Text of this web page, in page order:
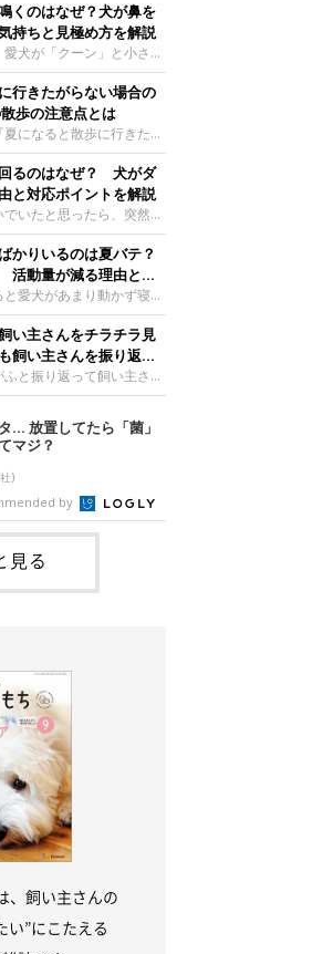
くのはなぜ？犬が鼻を
持ちと見極め方を解説
犬が「クーン」と小さく
らすような音を出したり
せんか？ 大きく吠える
「不安なの？それとも何
の？」と気になる飼い主
れません。今回は、犬が
や鼻鳴らしの背景、見極
ントなどについて、いぬ
談室の原 駿太朗先生に
ンと鳴くのはどんな気持
投稿写真ギャラリー犬が
くときは、何らかの感情
いる場合があると考えら
行きたがらない場合の
歩の注意点とは
になると散歩に行きたが
なる』『暑い季節は散歩
涼しい部屋から出ようと
に行きたがらないコもい
の運動をさせてあげたい
たがらない。このような
ればよいのでしょうか？
に行きたがらない場合の
いぬのきもち獣医師相談
生に聞きました。Q.夏に
きの注意点は？ いぬの
ャラリーーー夏に愛犬と
、どのようなことに注意
るのはなぜ？ 犬がダ
と対応ポイントを解説
いたと思ったら、突然部
り始める――そんな様子に
ませんか？ 急な動きに
の？」と戸惑う飼い主さ
。落ち着いていたはずな
チが入ったように見える
もあります。今回は、犬
由や見極め方などについ
獣医師相談室の岡本りさ
。犬が急に走り回るのは
り回る行動は、必ずしも
いと考えられています。
かりいるのは夏バテ？
動量が減る理由と対
愛犬があまり動かず寝て
飼い主さんはいません
愛犬が夏バテで疲れてい
いのかなど不安に感じる
いかと思います。 で
りいるときに対処が必要
法はあるのでしょうか？
に減る理由と対策」につ
ち獣医師相談室の山口み
ました。Q. 夏に犬の活
は？ いぬのきもち投稿写
ー夏に愛犬の活動量が減る
んもいるようです。理由
こ
い主さんをチラチラ見
飼い主さんを振り返る
と振り返って飼い主さん
る…そんな場面に心当たり
何度もチラチラ見られ
になることがあるの？」
いるかな」と不安になる
れません。愛犬が歩きな
を振り返るしぐさには、ど
ているのでしょうか。今
に飼い主さんを確認する
きサインの見極めかた、対
どについて、いぬのきもち
駿太朗先生に伺いまし
… 放置してたら「菌」
マジ？
)
by
見る
、飼い主さんの
い”にこたえる